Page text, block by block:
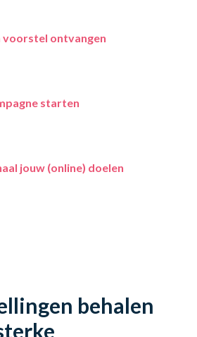
voorstel ontvangen
starten
jouw (online) doelen
behalen